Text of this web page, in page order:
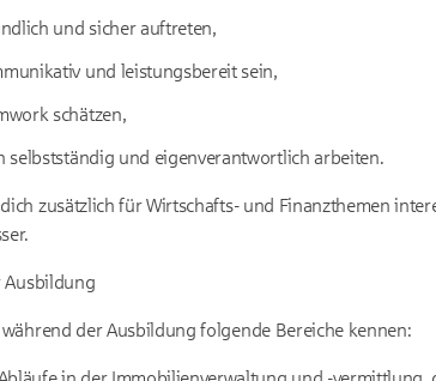
und sicher auftreten,
und leistungsbereit sein,
schätzen,
selbstständig und eigenverantwortlich arbeiten.
zusätzlich für Wirtschafts- und Finanzthemen
Ausbildung
der Ausbildung folgende Bereiche kennen: